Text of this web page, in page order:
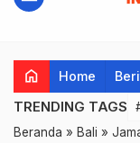
home Home
TRENDING TAGS
Beranda » Bali »